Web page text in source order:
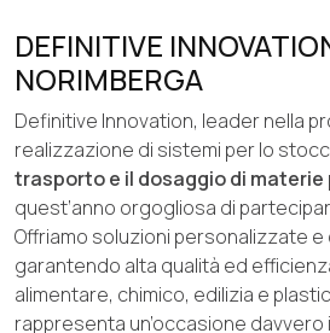
DEFINITIVE
NORIMBERGA
Definitive Innovation, leader nella
realizzazione di sistemi per lo
trasporto e il dosaggio di materie
quest’anno orgogliosa di
Offriamo soluzioni personalizzate e
garantendo alta qualità ed
alimentare, chimico, edilizia e
rappresenta un’occasione